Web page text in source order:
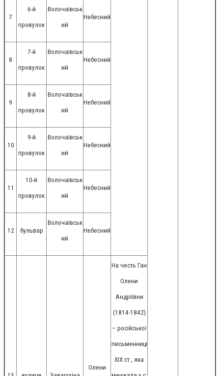
7
6-й
провулок
Волочаївськ
ий
Небесний
8
7-й
провулок
Волочаївськ
ий
Небесний
9
8-й
провулок
Волочаївськ
ий
Небесний
10
9-й
провулок
Волочаївськ
ий
Небесний
11
10-й
провулок
Волочаївськ
ий
Небесний
12 бульвар
Волочаївськ
ий
Небесний
Олени
На честь Ган
Олени
Андріївни
(1814-1842)
– російської
письменниці
ХІХ ст., яка